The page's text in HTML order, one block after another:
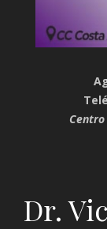
Dr.